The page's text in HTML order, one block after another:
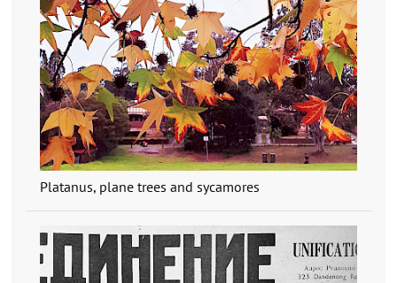
Platanus, plane trees and sycamores